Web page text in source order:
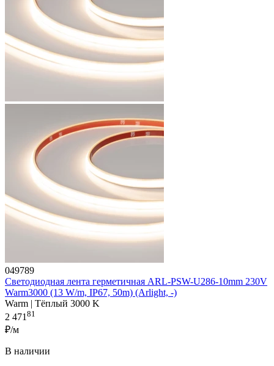
049789
Светодиодная лента герметичная ARL-PSW-U286-10mm 230V
Warm3000 (13 W/m, IP67, 50m) (Arlight, -)
Warm | Тёплый 3000 K
2 471 81
₽/м
В наличии